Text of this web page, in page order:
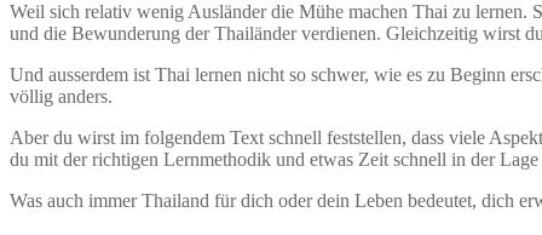
Weil sich relativ wenig Ausländer die Mühe machen Thai zu lernen.
und die Bewunderung der Thailänder verdienen. Gleichzeitig wirst
Und ausserdem ist Thai lernen nicht so schwer, wie es zu Beginn
völlig anders.
Aber du wirst im folgendem Text schnell feststellen, dass viele
du mit der richtigen Lernmethodik und etwas Zeit schnell in der
Was auch immer Thailand für dich oder dein Leben bedeutet, dich